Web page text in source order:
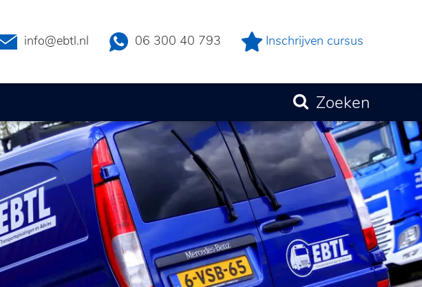
info@ebtl.nl 06 300 40 793 Inschrijven cursus
Zoeken